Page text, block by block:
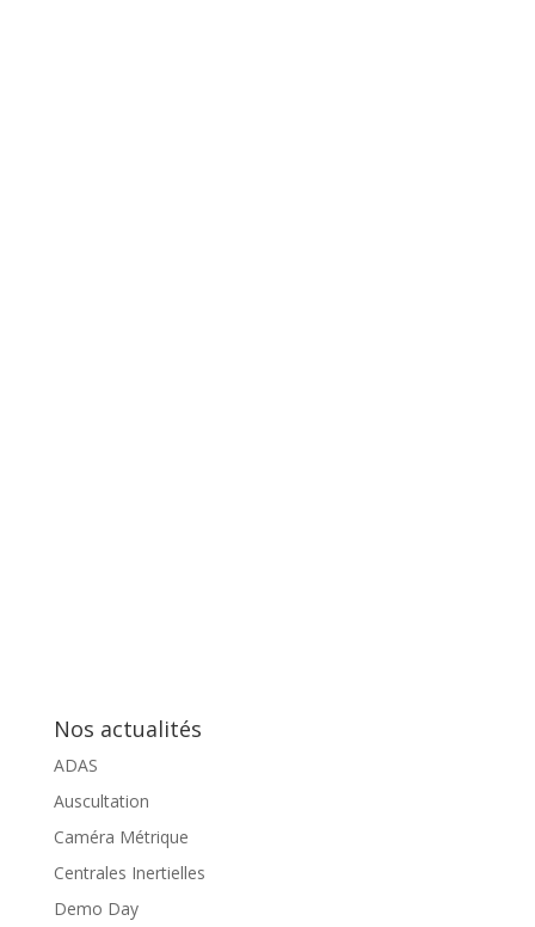
Nos actualités
ADAS
Auscultation
Caméra Métrique
Centrales Inertielles
Demo Day